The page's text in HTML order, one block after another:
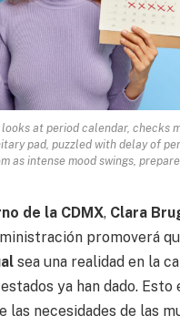
looks at period calendar, checks
pad, puzzled with delay of
as intense mood swings,
de la CDMX, Clara
promoverá
sea una realidad en la
ya han dado. Esto
las necesidades de las